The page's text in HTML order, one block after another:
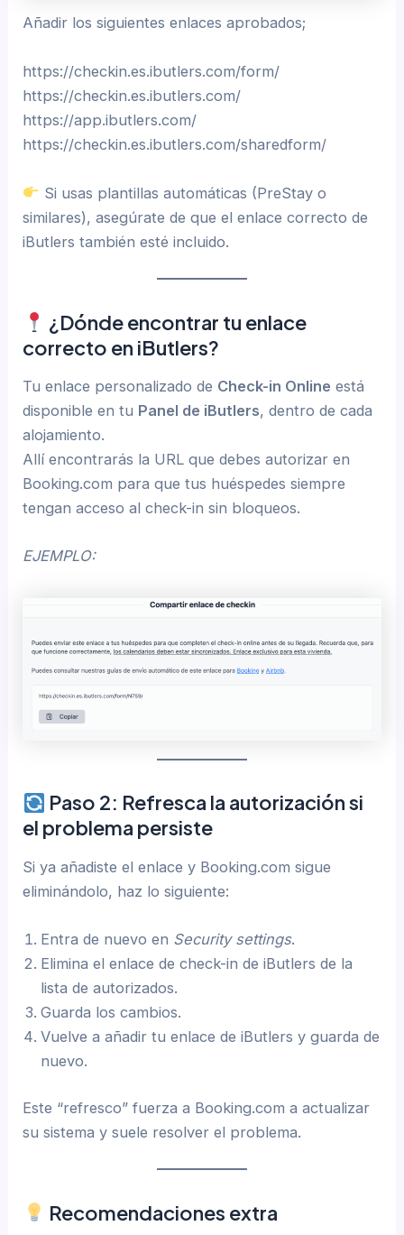
Añadir los siguientes enlaces aprobados;
https://checkin.es.ibutlers.com/form/
https://checkin.es.ibutlers.com/
https://app.ibutlers.com/
https://checkin.es.ibutlers.com/sharedform/
Si usas plantillas automáticas (PreStay o
similares), asegúrate de que el enlace correcto de
iButlers también esté incluido.
¿Dónde encontrar tu enlace
correcto en iButlers?
Tu enlace personalizado de Check-in Online está
disponible en tu Panel de iButlers, dentro de cada
alojamiento.
Allí encontrarás la URL que debes autorizar en
Booking.com para que tus huéspedes siempre
tengan acceso al check-in sin bloqueos.
EJEMPLO:
Paso 2: Refresca la autorización si
el problema persiste
Si ya añadiste el enlace y Booking.com sigue
eliminándolo, haz lo siguiente:
Entra de nuevo en Security settings.
Elimina el enlace de check-in de iButlers de la
lista de autorizados.
Guarda los cambios.
Vuelve a añadir tu enlace de iButlers y guarda de
nuevo.
Este “refresco” fuerza a Booking.com a actualizar
su sistema y suele resolver el problema.
Recomendaciones extra